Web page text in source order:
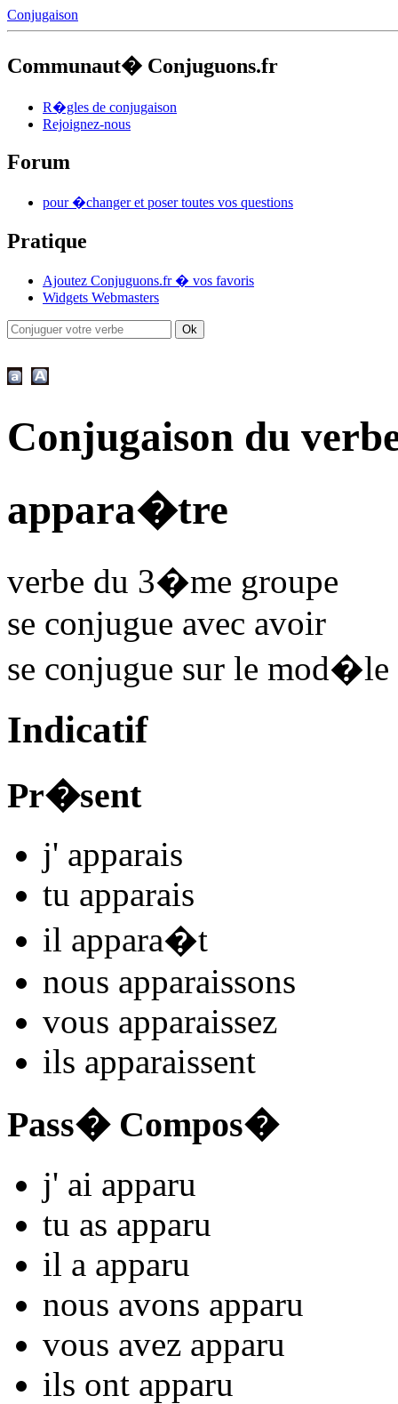
Conjugaison
Communaut� Conjuguons.fr
R�gles de conjugaison
Rejoignez-nous
Forum
pour �changer et poser toutes vos questions
Pratique
Ajoutez Conjuguons.fr � vos favoris
Widgets Webmasters
Conjugaison du
appara�tre
verbe du 3�me groupe
se conjugue avec avoir
se conjugue sur le
Indicatif
Pr�sent
j' apparais
tu apparais
il appara�t
nous apparaissons
vous apparaissez
ils apparaissent
Pass� Compos�
j' ai apparu
tu as apparu
il a apparu
nous avons apparu
vous avez apparu
ils ont apparu